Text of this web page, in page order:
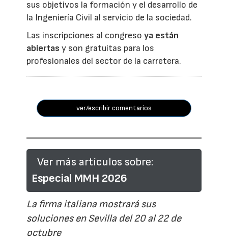
sus objetivos la formación y el desarrollo de
la Ingeniería Civil al servicio de la sociedad.
Las inscripciones al congresoya están
abiertas y son gratuitas para los
profesionales del sector de la carretera.
ver/escribir comentarios
Ver más artículos sobre:
Especial MMH 2026
La firma italiana mostrará sus
soluciones en Sevilla del 20 al 22 de
octubre